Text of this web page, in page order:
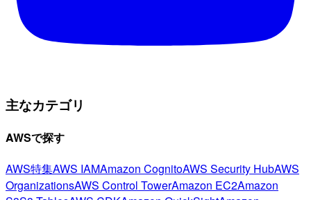
主なカテゴリ
AWSで探す
AWS特集AWS IAMAmazon CognitoAWS Security HubAWS
OrganizationsAWS Control TowerAmazon EC2Amazon